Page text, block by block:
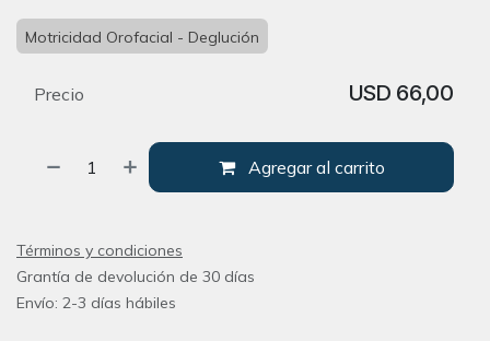
Motricidad Orofacial - Deglución
Agregar al carrito
Precio USD 66,00
Términos y condiciones
Grantía de devolución de 30 días
Envío: 2-3 días hábiles